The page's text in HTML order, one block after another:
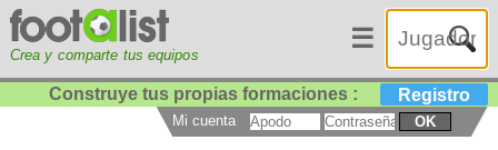
Crea y comparte tus equipos
☰
Construye tus propias formaciones : Registro
Mi cuenta OK